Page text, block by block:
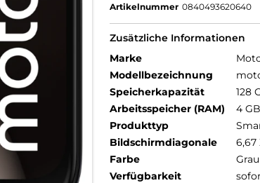
Artikelnummer 0840493620640
Zusätzliche Informationen
Marke
Modellbezeichnung
Speicherkapazität
128
Arbeitsspeicher (RAM)
4 GB
Produkttyp
Bildschirmdiagonale
6,67
Farbe
Grau
Verfügbarkeit